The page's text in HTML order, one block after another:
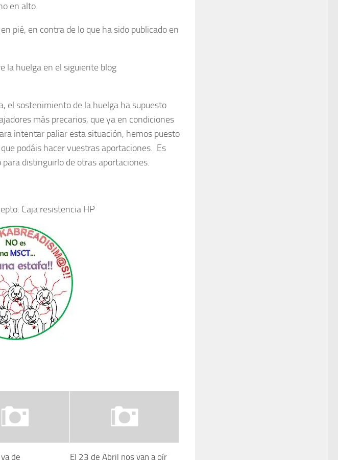
en alto.
pié, en contra de lo que ha sido publicado en
la huelga en el siguiente blog
el sostenimiento de la huelga ha supuesto
más precarios, que ya en condiciones
intentar paliar esta situación, hemos puesto
podáis hacer vuestras aportaciones. Es
para distinguirlo de otras aportaciones.
Caja resistencia HP
de El 23 de Abril nos van a oír